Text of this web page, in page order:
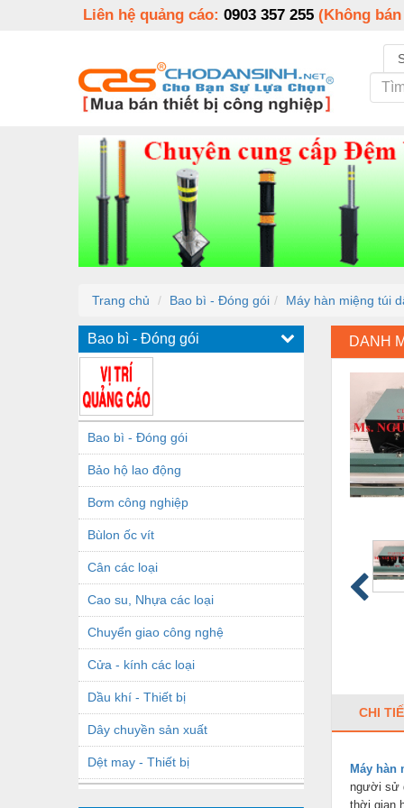
Liên hệ quảng cáo: 0903 357 255 (Không
Trang chủ Bao bì - Đóng gói Máy hàn miệng túi
Bao bì - Đóng gói
Bao bì - Đóng gói
Bảo hộ lao động
Bơm công nghiệp
Bùlon ốc vít
Cân các loại
Cao su, Nhựa các loại
Chuyển giao công nghệ
Cửa - kính các loại
Dầu khí - Thiết bị
Dây chuyền sản xuất
Dệt may - Thiết bị
DANH
CHI
Máy hàn
người sử
thời gian